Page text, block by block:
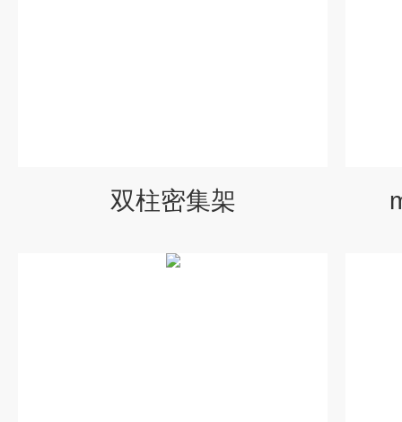
双柱密集架